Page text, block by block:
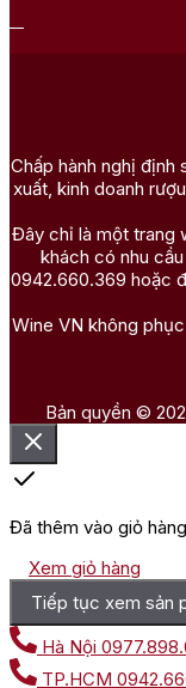
Chấp hành nghị định
xuất, kinh doanh
Đây chỉ là một trang
khách có nhu
0942.660.369 hoặc
Wine VN không
Bản quyền ©
Đã thêm vào giỏ
Xem giỏ hàng
Tiếp tục xem sản
Hà Nội
TP.HCM